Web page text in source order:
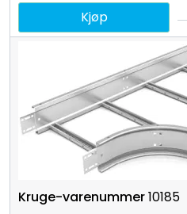
Kjøp
10185